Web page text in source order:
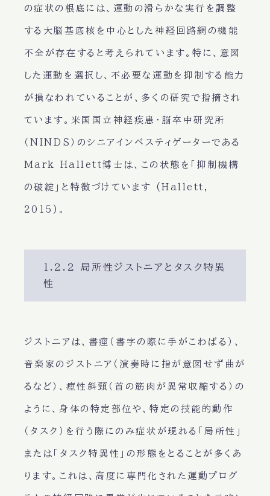
の症状の根底には、運動の滑らかな実行を調整
する大脳基底核を中心とした神経回路網の機能
不全が存在すると考えられています。特に、意図
した運動を選択し、不必要な運動を抑制する能力
が損なわれていることが、多くの研究で指摘され
ています。米国国立神経疾患・脳卒中研究所
（NINDS）のシニアインベスティゲーターである
Mark Hallett博士は、この状態を「抑制機構
の破綻」と特徴づけています (Hallett,
2015)。
1.2.2 局所性ジストニアとタスク特異
性
ジストニアは、書痙（書字の際に手がこわばる）、
音楽家のジストニア（演奏時に指が意図せず曲が
るなど）、痙性斜頸（首の筋肉が異常収縮する）の
ように、身体の特定部位や、特定の技能的動作
（タスク）を行う際にのみ症状が現れる「局所性」
または「タスク特異性」の形態をとることが多くあ
ります。これは、高度に専門化された運動プログ